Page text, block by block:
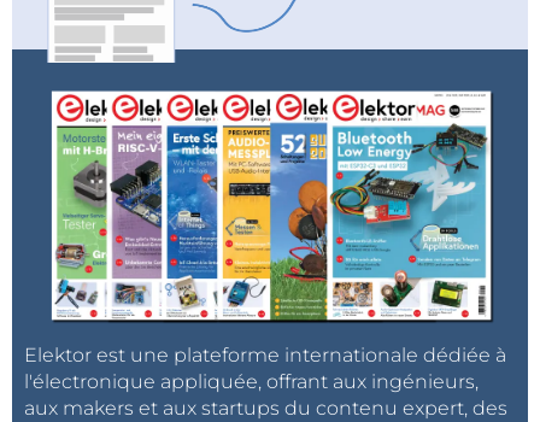
Elektor est une plateforme internationale dédiée à
l'électronique appliquée, offrant aux ingénieurs,
aux makers et aux startups du contenu expert, des